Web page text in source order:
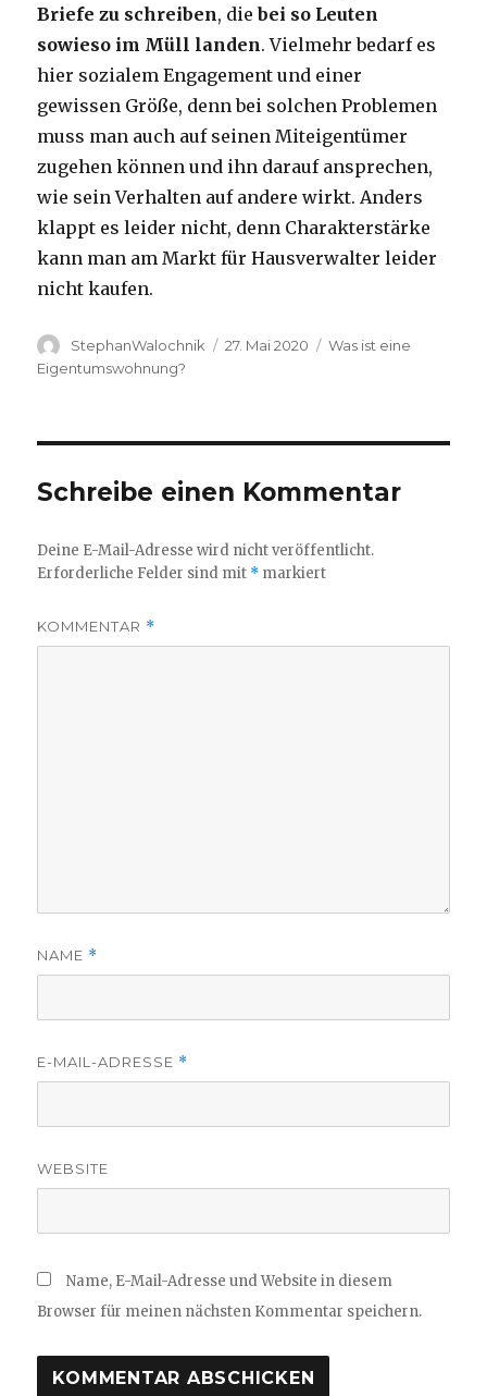
Briefe zu schreiben, diebei so Leuten
sowieso im Müll landen. Vielmehr bedarf es
hier sozialem Engagement und einer
gewissen Größe, denn bei solchen Problemen
muss man auch auf seinen Miteigentümer
zugehen können und ihn darauf ansprechen,
wie sein Verhalten auf andere wirkt. Anders
klappt es leider nicht, denn Charakterstärke
kann man am Markt für Hausverwalter leider
nicht kaufen.
Autor
StephanWalochnik
Veröffentlicht
27. Mai 2020 Kategorien
Was ist eine
Eigentumswohnung?
Schreibe einen Kommentar
Deine E-Mail-Adresse wird nicht veröffentlicht.
Erforderliche Felder sind mit * markiert
KOMMENTAR *
NAME *
E-MAIL-ADRESSE *
WEBSITE
Name, E-Mail-Adresse und Website in diesem
Browser für meinen nächsten Kommentar speichern.